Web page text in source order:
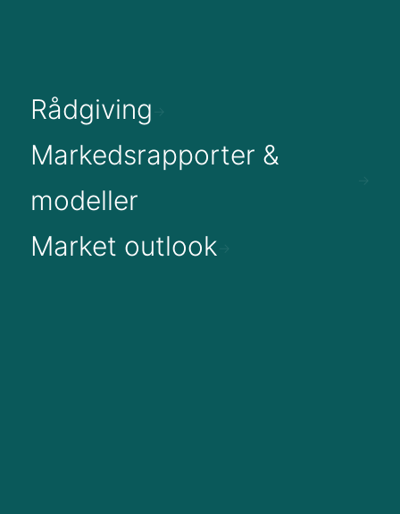
Rådgiving
Markedsrapporter &
modeller
Market outlook